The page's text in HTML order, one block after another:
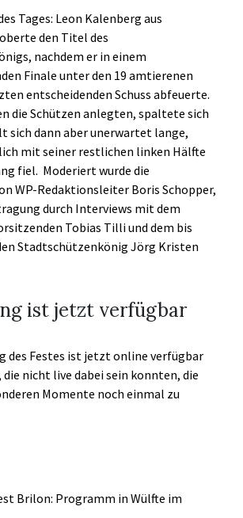
Tages: Leon Kalenberg aus
den Titel des
nachdem er in einem
Finale unter den 19 amtierenen
entscheidenden Schuss abfeuerte.
die Schützen anlegten, spaltete sich
sich dann aber unerwartet lange,
mit seiner restlichen linken Hälfte
fiel. Moderiert wurde die
WP-Redaktionsleiter Boris Schopper,
durch Interviews mit dem
Tobias Tilli und dem bis
Stadtschützenkönig Jörg Kristen
ist jetzt verfügbar
des Festes ist jetzt online verfügbar
nicht live dabei sein konnten, die
Momente noch einmal zu
Brilon: Programm in Wülfte im